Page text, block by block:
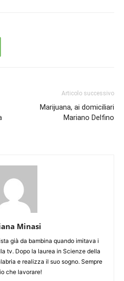
Articolo successivo
Marijuana, ai domiciliari
Mariano Delfino
Minasi
già da bambina quando imitava i
tv. Dopo la laurea in Scienze della
e realizza il suo sogno. Sempre
che lavorare!